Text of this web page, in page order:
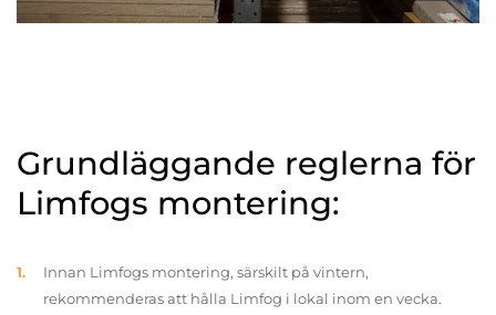
Grundläggande reglerna för
Limfogs montering:
Innan Limfogs montering, särskilt på vintern,
rekommenderas att hålla Limfog i lokal inom en vecka.